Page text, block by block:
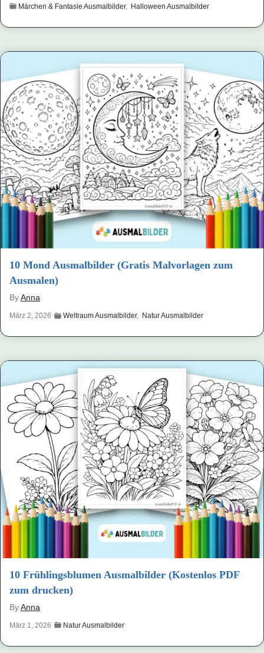
Märchen & Fantasie Ausmalbilder, Halloween Ausmalbilder
10 Mond Ausmalbilder (Gratis Malvorlagen zum
Ausmalen)
ByAnna
März 2, 2026 Weltraum Ausmalbilder, Natur Ausmalbilder
10 Frühlingsblumen Ausmalbilder (Kostenlos PDF
zum drucken)
ByAnna
März 1, 2026 Natur Ausmalbilder